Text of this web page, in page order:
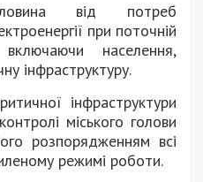
від потреб
при поточній
включаючи населення,
інфраструктуру.
інфраструктури
міського голови
розпорядженням всі
режимі роботи.